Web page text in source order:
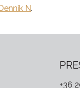
N.
+36